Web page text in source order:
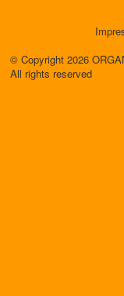
© Copyright 2026
All rights reserved